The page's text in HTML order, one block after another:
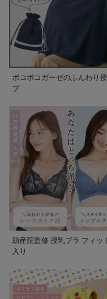
ポコポコガーゼのふんわり
プ
助産院監修 授乳ブラ フィッ
入り